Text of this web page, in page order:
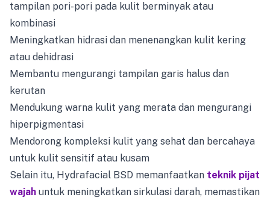
tampilan pori-pori pada kulit berminyak atau
kombinasi
Meningkatkan hidrasi dan menenangkan kulit kering
atau dehidrasi
Membantu mengurangi tampilan garis halus dan
kerutan
Mendukung warna kulit yang merata dan mengurangi
hiperpigmentasi
Mendorong kompleksi kulit yang sehat dan bercahaya
untuk kulit sensitif atau kusam
Selain itu, Hydrafacial BSD memanfaatkan teknik pijat
wajah untuk meningkatkan sirkulasi darah, memastikan